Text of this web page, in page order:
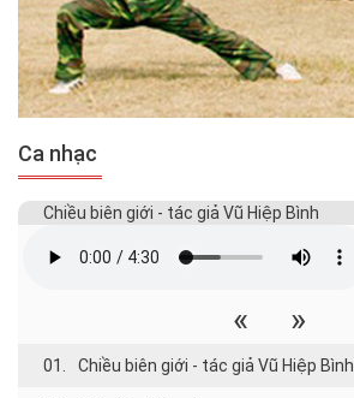
Ca nhạc
Chiều biên giới - tác giả Vũ Hiệp Bình
« »
01. Chiều biên giới - tác giả Vũ Hiệp Bình